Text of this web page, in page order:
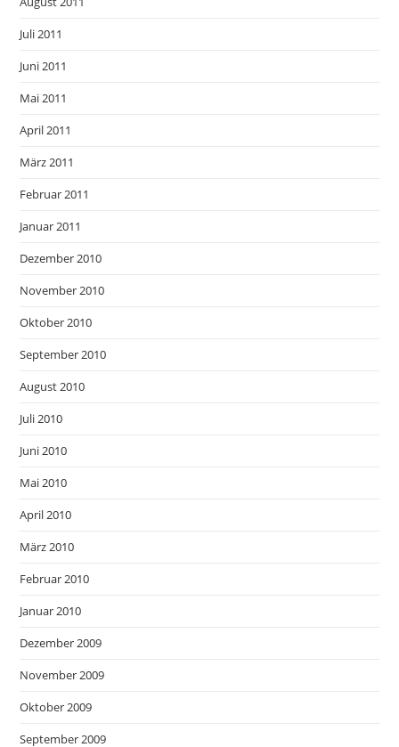
Juli 2011
Juni 2011
Mai 2011
April 2011
März 2011
Februar 2011
Januar 2011
Dezember 2010
November 2010
Oktober 2010
September 2010
August 2010
Juli 2010
Juni 2010
Mai 2010
April 2010
März 2010
Februar 2010
Januar 2010
Dezember 2009
November 2009
Oktober 2009
September 2009